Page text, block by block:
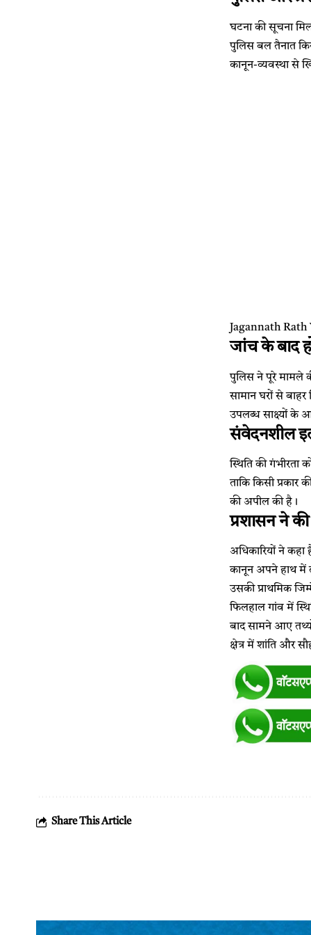
घटना की सूचना
पुलिस बल तैनात
कानून-व्यवस्था से
Jagannath Rath
जांच के बाद
पुलिस ने पूरे मामले
सामान घरों से बाहर
उपलब्ध साक्ष्यों के
संवेदनशील
स्थिति की गंभीरता
ताकि किसी प्रकार
की अपील की है।
प्रशासन ने
अधिकारियों ने कहा
कानून अपने हाथ में
उसकी प्राथमिक
फिलहाल गांव में
बाद सामने आए
क्षेत्र में शांति और
Share This Article